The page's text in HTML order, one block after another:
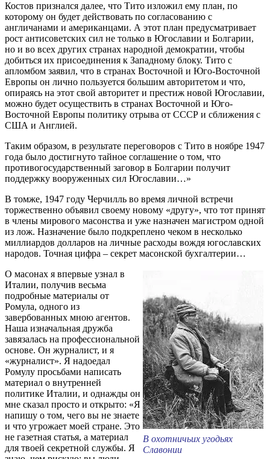
Костов признался далее, что Тито изложил ему план, по
которому он будет действовать по согласованию с
англичанами и американцами. А этот план предусматривает
рост антисоветских сил не только в Югославии и Болгарии,
но и во всех других странах народной демократии, чтобы
добиться их присоединения к Западному блоку. Тито с
апломбом заявил, что в странах Восточной и Юго-Восточной
Европы он лично пользуется большим авторитетом и что,
опираясь на этот свой авторитет и престиж новой Югославии,
можно будет осуществить в странах Восточной и Юго-
Восточной Европы политику отрыва от СССР и сближения с
США и Англией.
Таким образом, в результате переговоров с Тито в ноябре 1947
года было достигнуто тайное соглашение о том, что
противогосударственный заговор в Болгарии получит
поддержку вооруженных сил Югославии…»
В томже, 1947 году Черчилль во время личной встречи
торжественно объявил своему новому «другу», что тот принят
в члены мирового масонства и уже назначен магистром одной
из лож. Назначение было подкреплено чеком в несколько
миллиардов долларов на личные расходы вождя югославских
народов. Точная цифра – секрет масонской бухгалтерии…
В охотничьих угодьях
Славонии
О масонах я впервые узнал в
Италии, получив весьма
подробные материалы от
Ромула, одного из
завербованных мною агентов.
Наша изначальная дружба
завязалась на профессиональной
основе. Он журналист, и я
«журналист». Я надоедал
Ромулу просьбами написать
материал о внутренней
политике Италии, и однажды он
мне сказал просто и открыто: «Я
напишу о том, чего вы не знаете
и что угрожает моей стране. Это
не газетная статья, а материал
для твоей секретной службы. Я